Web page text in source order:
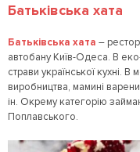
Батьківська хата
Батьківська хата –
автобану Київ-Одеса. В
страви української кухні.
виробництва, мамині
ін. Окрему категорію
Поплавського.